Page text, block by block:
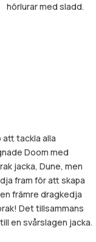
hörlurar med sladd.
tackla alla
Doom med
jacka, Dune, men
fram för att skapa
främre dragkedja
Det tillsammans
en svårslagen jacka.